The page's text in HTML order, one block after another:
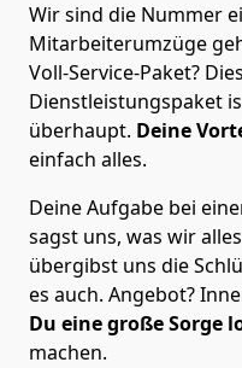
Wir sind die Nummer
Mitarbeiterumzüge
Voll-Service-Paket?
Dienstleistungspaket
überhaupt. Deine
einfach alles.
Deine Aufgabe bei
sagst uns, was wir
übergibst uns die
es auch. Angebot?
Du eine große Sorge
machen.